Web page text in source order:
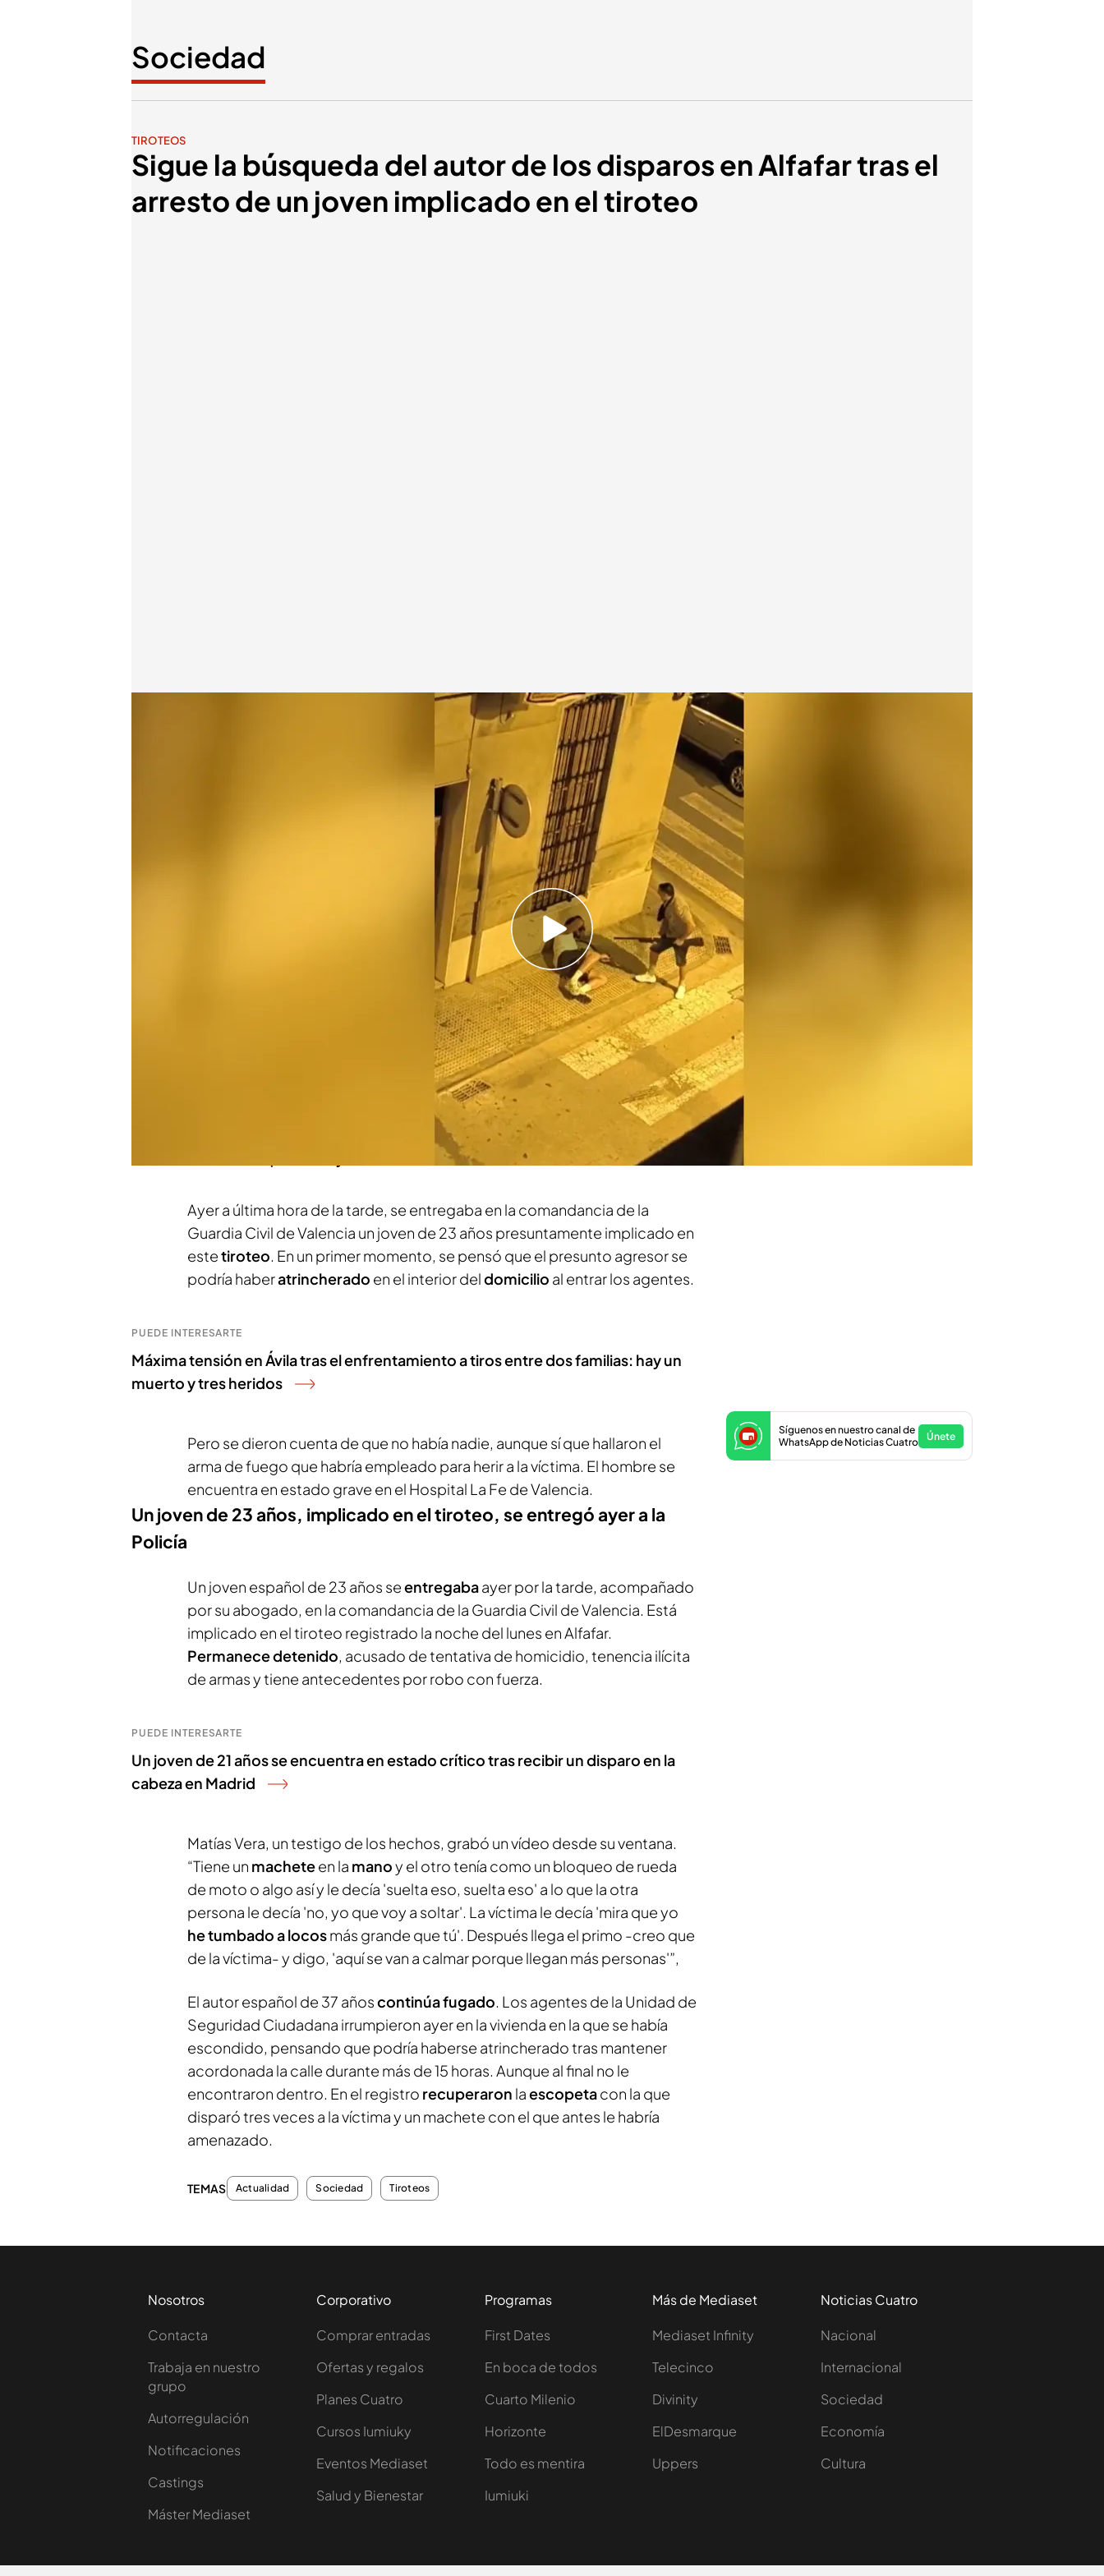
Sociedad
TIROTEOS
Sigue la búsqueda del autor de los disparos en Alfafar tras el
arresto de un joven implicado en el tiroteo
Imagen: Alfredo Giménez
La Guardia Civil mantiene operativo el dispositivo de búsqueda para
El autor del tiroteo en Alfafar habría huido junto a un joven tras dejar a la
Continúa la búsqueda del hombre quehirió de tres disparos a
y se dio a la fuga. En un primer momento se creía que
se había atrincherado en la casa en la que vivía de forma ilegal, pero de
Según informa Mar Bonet, la Guardia Civil
de búsqueda para tratar de localizar al
hombre de 37 años, presunto autor material de los disparos,
Ayer a última hora de la tarde, se entregaba en la comandancia de la
Guardia Civil de Valencia un joven de 23 años presuntamente implicado en
estetiroteo. En un primer momento, se pensó que el presunto agresor se
podría haberatrincherado en el interior deldomicilio al entrar los agentes.
PUEDE INTERESARTE
Máxima tensión en Ávila tras el enfrentamiento a tiros entre dos familias: hay un
muerto y tres heridos
Pero se dieron cuenta de que no había nadie, aunque sí que hallaron el
arma de fuego que habría empleado para herir a la víctima. El hombre se
encuentra en estado grave en el Hospital La Fe de Valencia.
Un joven de 23 años, implicado en el tiroteo, se entregó ayer a la
Policía
Un joven español de 23 años seentregabaayer por la tarde, acompañado
por su abogado, en la comandancia de la Guardia Civil de Valencia. Está
implicado en el tiroteo registrado la noche del lunes en Alfafar.
Permanece detenido, acusado de tentativa de homicidio, tenencia ilícita
de armas y tiene antecedentes por robo con fuerza.
PUEDE INTERESARTE
Un joven de 21 años se encuentra en estado crítico tras recibir un disparo en la
cabeza en Madrid
Matías Vera, un testigo de los hechos, grabó un vídeo desde su ventana.
“Tiene un macheteen la manoy el otro tenía como un bloqueo de rueda
de moto o algo así y le decía 'suelta eso, suelta eso' a lo que la otra
persona le decía 'no, yo que voy a soltar'. La víctima le decía 'mira que yo
he tumbado a locosmás grande que tú'. Después llega el primo -creo que
de la víctima- y digo, 'aquí se van a calmar porque llegan más personas'”,
Síguenos en nuestro canal de
WhatsApp de Noticias Cuatro
Únete
El autor español de 37 añoscontinúa fugado. Los agentes de la Unidad de
Seguridad Ciudadana irrumpieron ayer en la vivienda en la que se había
escondido, pensando que podría haberse atrincherado tras mantener
acordonada la calle durante más de 15 horas. Aunque al final no le
encontraron dentro. En el registro recuperaron laescopetacon la que
disparó tres veces a la víctima y un machete con el que antes le habría
amenazado.
TEMAS Actualidad Sociedad Tiroteos
Nosotros
Contacta
Trabaja en nuestro
grupo
Autorregulación
Notificaciones
Castings
Máster Mediaset
Corporativo
Comprar entradas
Ofertas y regalos
Planes Cuatro
Cursos Iumiuky
Eventos Mediaset
Salud y Bienestar
Programas
First Dates
En boca de todos
Cuarto Milenio
Horizonte
Todo es mentira
Iumiuki
Más de Mediaset
Mediaset Infinity
Telecinco
Divinity
ElDesmarque
Uppers
Noticias Cuatro
Nacional
Internacional
Sociedad
Economía
Cultura